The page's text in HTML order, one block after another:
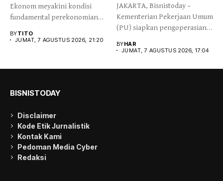
Ekonom meyakini kondisi
fundamental perekonomian
ditengah...
BYTITO
JUMAT, 7 AGUSTUS 2026, 21:20
JAKARTA, Bisnistoday –
Kementerian Pekerjaan Umum
(PU) siapkan pengoperasian
Situbondo-Banyuwangi...
BYHAR
JUMAT, 7 AGUSTUS 2026, 17:04
BISNISTODAY
Disclaimer
Kode Etik Jurnalistik
Kontak Kami
Pedoman Media Cyber
Redaksi